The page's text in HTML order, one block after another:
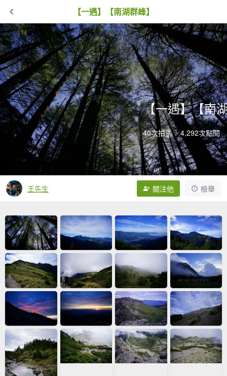
【一遇】【南湖群峰】
【一遇】【南
40次拍手 4,292次點閱
王先生 關注他 檢舉